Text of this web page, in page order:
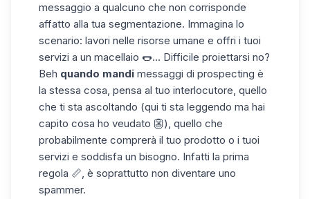
messaggio a qualcuno che non corrisponde
affatto alla tua segmentazione. Immagina lo
scenario: lavori nelle risorse umane e offri i tuoi
servizi a un macellaio 🌭... Difficile proiettarsi no?
Beh quando mandi messaggi di prospecting è
la stessa cosa, pensa al tuo interlocutore, quello
che ti sta ascoltando (qui ti sta leggendo ma hai
capito cosa ho veudato 👺), quello che
probabilmente comprerà il tuo prodotto o i tuoi
servizi e soddisfa un bisogno. Infatti la prima
regola 📏, è soprattutto non diventare uno
spammer.